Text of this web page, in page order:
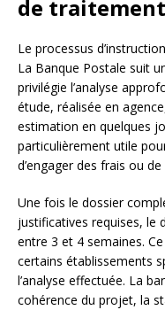
de traitement
Le processus
La Banque Postale suit
privilégie l’analyse
étude, réalisée en
estimation en quelques
particulièrement utile
d’engager des frais ou
Une fois le dossier
justificatives requises, le
entre 3 et 4 semaines.
certains établissements
l’analyse effectuée. La
cohérence du projet, la